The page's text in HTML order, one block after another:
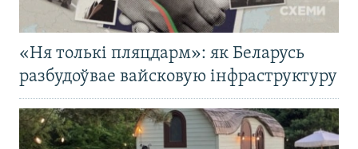
«Ня толькі пляцдарм»: як Беларусь
разбудоўвае вайсковую інфраструктуру